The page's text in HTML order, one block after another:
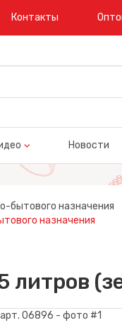
Контакты
Новости
бытового назначения
назначения
литров